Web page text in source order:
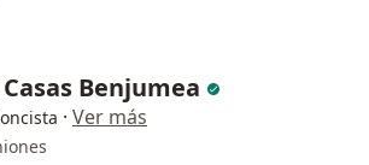
Benjumea
· Ver más